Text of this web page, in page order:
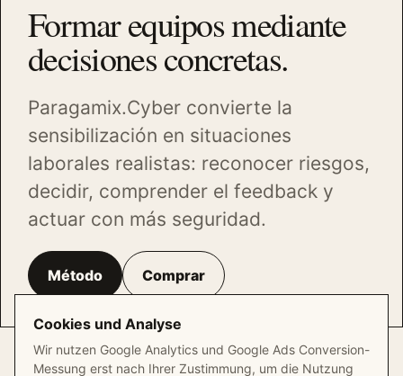
Formar equipos mediante
decisiones concretas.
Paragamix.Cyber convierte la
sensibilización en situaciones
laborales realistas: reconocer riesgos,
decidir, comprender el feedback y
actuar con más seguridad.
Método Comprar
Cookies und Analyse
Wir nutzen Google Analytics und Google Ads Conversion-
Messung erst nach Ihrer Zustimmung, um die Nutzung